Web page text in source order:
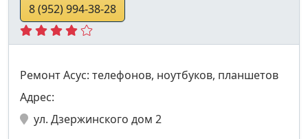
8 (952) 994-38-28
Ремонт Асус: телефонов, ноутбуков, планшетов
Адрес:
ул. Дзержинского дом 2